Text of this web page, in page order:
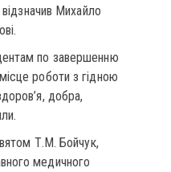
Михайло
по завершенню
роботи з гідною
добра,
Т.М. Бойчук,
медичного